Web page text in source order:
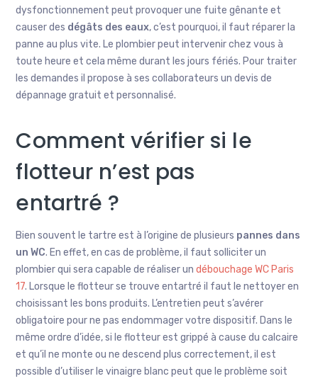
dysfonctionnement peut provoquer une fuite gênante et
causer des dégâts des eaux, c’est pourquoi, il faut réparer la
panne au plus vite. Le plombier peut intervenir chez vous à
toute heure et cela même durant les jours fériés. Pour traiter
les demandes il propose à ses collaborateurs un devis de
dépannage gratuit et personnalisé.
Comment vérifier si le
flotteur n’est pas
entartré ?
Bien souvent le tartre est à l’origine de plusieurs pannes dans
un WC. En effet, en cas de problème, il faut solliciter un
plombier qui sera capable de réaliser undébouchage WC Paris
17. Lorsque le flotteur se trouve entartré il faut le nettoyer en
choisissant les bons produits. L’entretien peut s’avérer
obligatoire pour ne pas endommager votre dispositif. Dans le
même ordre d’idée, si le flotteur est grippé à cause du calcaire
et qu’il ne monte ou ne descend plus correctement, il est
possible d’utiliser le vinaigre blanc peut que le problème soit